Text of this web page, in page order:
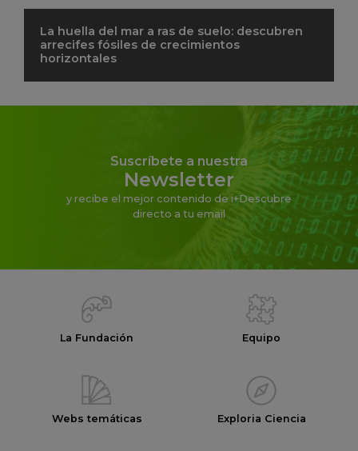
La huella del mar a ras de suelo: descubren
arrecifes fósiles de crecimientos
horizontales
Suscríbete a nuestra
Newsletter
y recibe el mejor contenido de i+Descubre
directo a tu email
La Fundación Equipo
Webs temáticas Exploria Ciencia